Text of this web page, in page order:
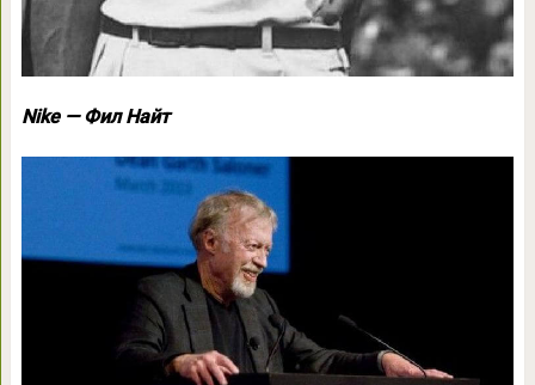
Nike — Фил Найт